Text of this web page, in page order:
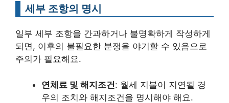
세부 조항의 명시
일부 세부 조항을 간과하거나 불명확하게 작성하게
되면, 이후의 불필요한 분쟁을 야기할 수 있음으로
주의가 필요해요.
연체료 및 해지조건: 월세 지불이 지연될 경
우의 조치와 해지조건을 명시해야 해요.